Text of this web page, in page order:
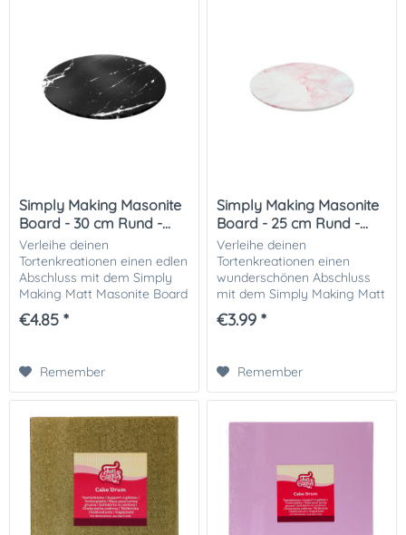
Simply Making Masonite
Board - 30 cm Rund -...
Verleihe deinen
Tortenkreationen einen edlen
Abschluss mit dem Simply
Making Matt Masonite Board
im schwarzen Marmor-
Design . Die hochwertige,
Szene...
€4.85 *
Remember
Simply Making Masonite
Board - 25 cm Rund -...
Verleihe deinen
Tortenkreationen einen
wunderschönen Abschluss
mit dem Simply Making Matt
Masonite Board im rosa
Marmor-Design . Die
Kuchen stilvoll in...
€3.99 *
Remember